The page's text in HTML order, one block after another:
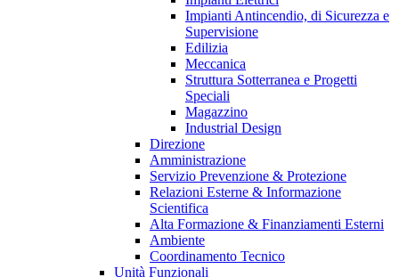
Impianti Antincendio, di Sicurezza e
Supervisione
Edilizia
Meccanica
Struttura Sotterranea e Progetti
Speciali
Magazzino
Industrial Design
Direzione
Amministrazione
Servizio Prevenzione & Protezione
Relazioni Esterne & Informazione
Scientifica
Alta Formazione & Finanziamenti Esterni
Ambiente
Coordinamento Tecnico
Unità Funzionali